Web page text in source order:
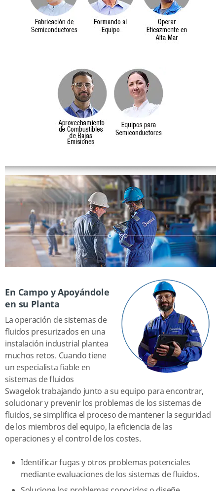
En Campo y Apoyándole
en su Planta
La operación de sistemas de
fluidos presurizados en una
instalación industrial plantea
muchos retos. Cuando tiene
un especialista fiable en
sistemas de fluidos
Swagelok trabajando junto a su equipo para encontrar,
solucionar y prevenir los problemas de los sistemas de
fluidos, se simplifica el proceso de mantener la seguridad
de los miembros del equipo, la eficiencia de las
operaciones y el control de los costes.
Identificar fugas y otros problemas potenciales
mediante evaluaciones de los sistemas de fluidos.